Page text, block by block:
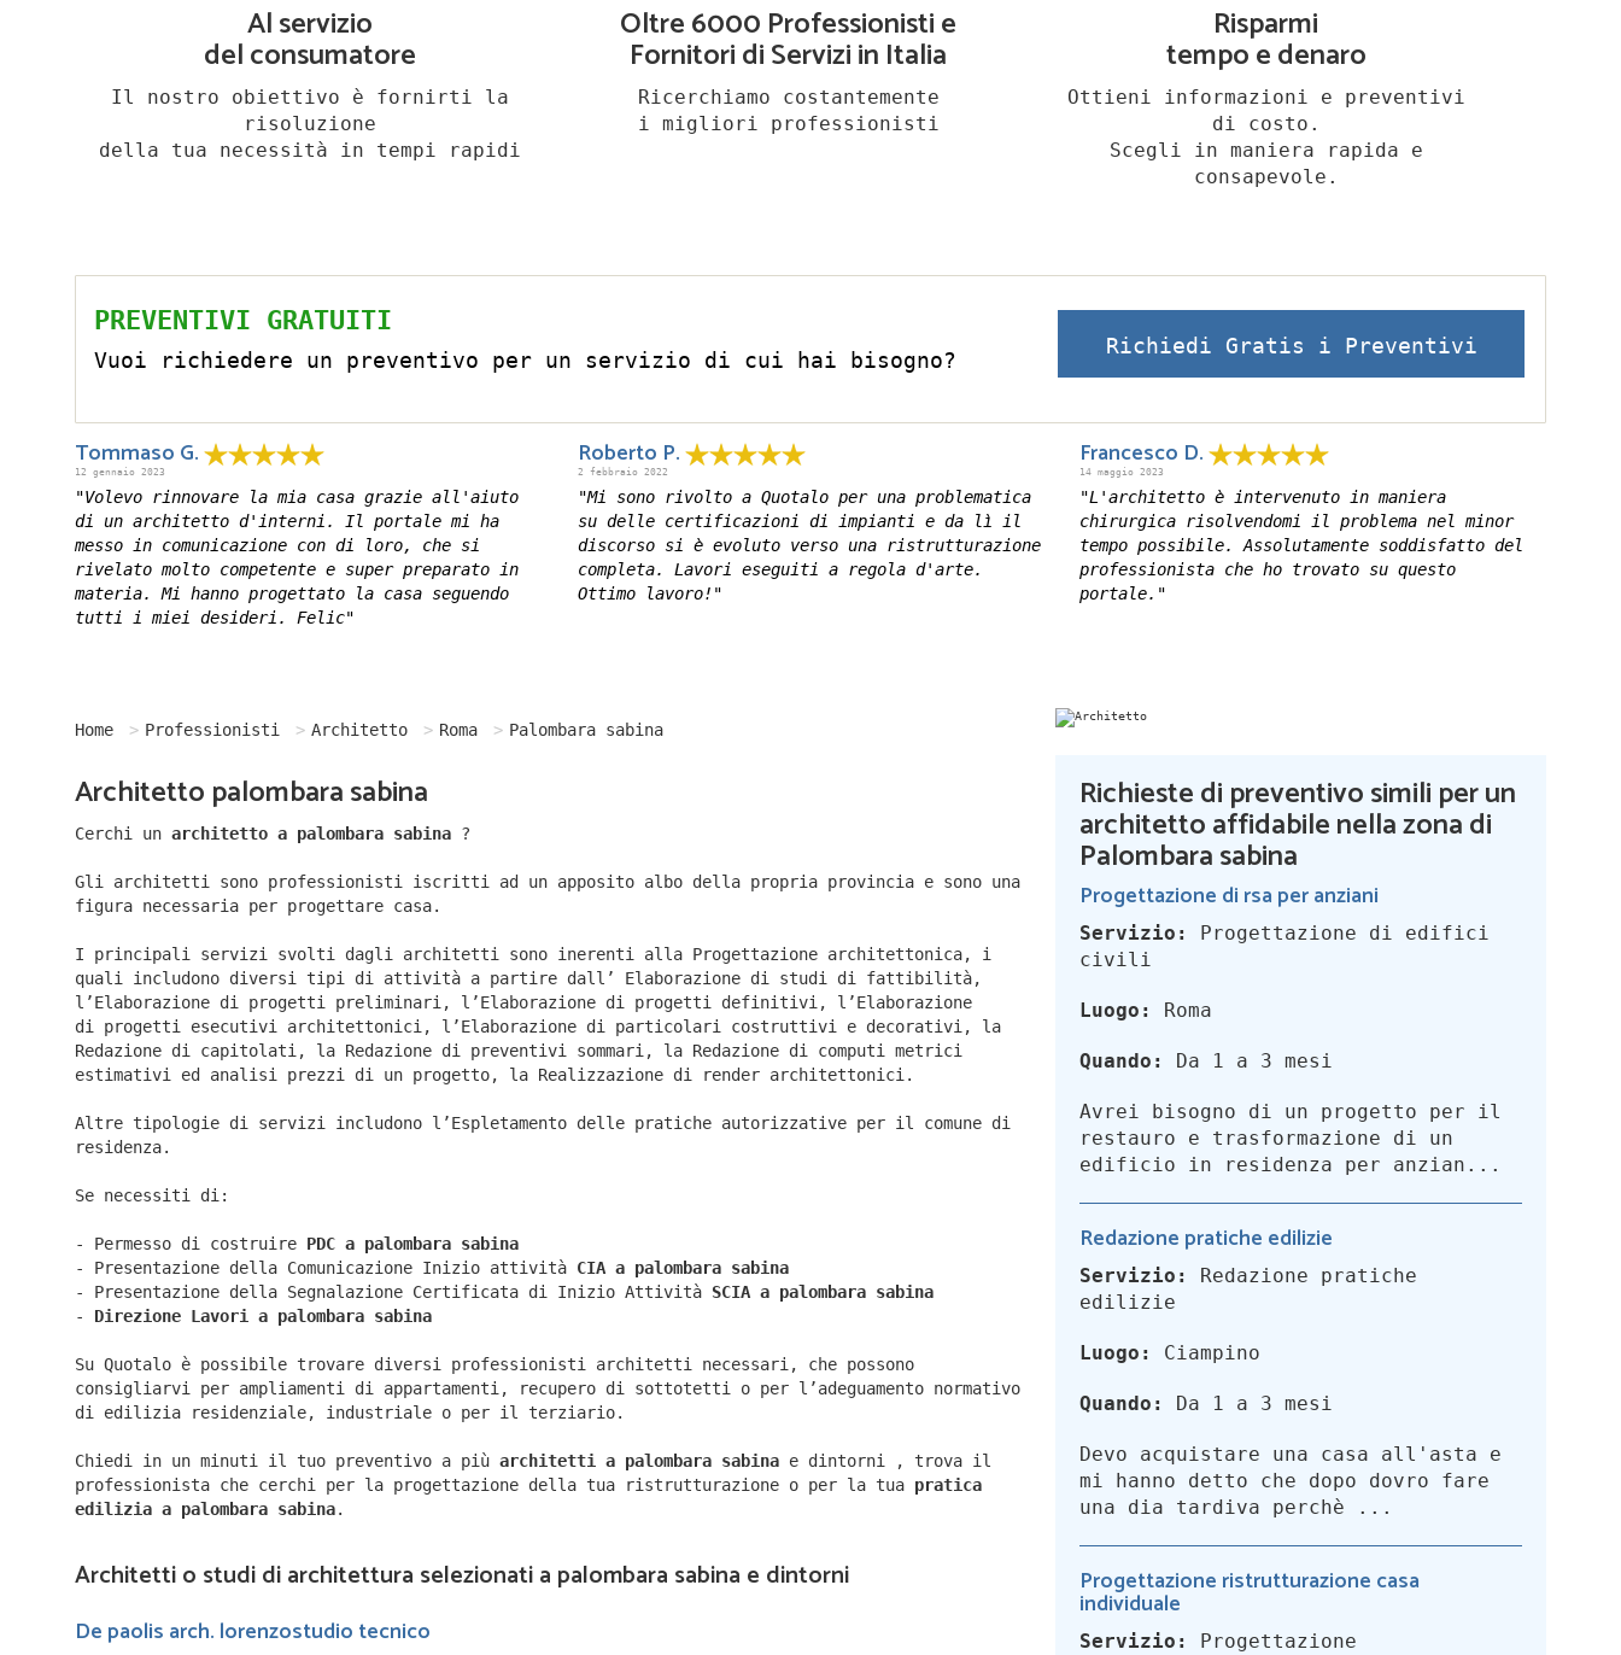
Al servizio
del consumatore
Il nostro obiettivo è fornirti la
risoluzione
della tua necessità in tempi rapidi
Oltre 6000 Professionisti e
Fornitori di Servizi in Italia
Ricerchiamo costantemente
i migliori professionisti
Risparmi
tempo e denaro
Ottieni informazioni e preventivi
di costo.
Scegli in maniera rapida e
consapevole.
PREVENTIVI GRATUITI
Vuoi richiedere un preventivo per un servizio di cui hai bisogno?
Richiedi Gratis i Preventivi
Tommaso G.
12 gennaio 2023
"Volevo rinnovare la mia casa grazie all'aiuto
di un architetto d'interni. Il portale mi ha
messo in comunicazione con di loro, che si
rivelato molto competente e super preparato in
materia. Mi hanno progettato la casa seguendo
tutti i miei desideri. Felic"
Roberto P.
2 febbraio 2022
"Mi sono rivolto a Quotalo per una problematica
su delle certificazioni di impianti e da lì il
discorso si è evoluto verso una ristrutturazione
completa. Lavori eseguiti a regola d'arte.
Ottimo lavoro!"
Francesco D.
14 maggio 2023
"L'architetto è intervenuto in maniera
chirurgica risolvendomi il problema nel minor
tempo possibile. Assolutamente soddisfatto del
professionista che ho trovato su questo
portale."
Home Professionisti Architetto Roma Palombara sabina
Architetto palombara sabina
Cerchi un architetto a palombara sabina ?
Gli architetti sono professionisti iscritti ad un apposito albo della propria provincia e sono una
figura necessaria per progettare casa.
I principali servizi svolti dagli architetti sono inerenti alla Progettazione architettonica, i
quali includono diversi tipi di attività a partire dall’ Elaborazione di studi di fattibilità,
l’Elaborazione di progetti preliminari, l’Elaborazione di progetti definitivi, l’Elaborazione
di progetti esecutivi architettonici, l’Elaborazione di particolari costruttivi e decorativi, la
Redazione di capitolati, la Redazione di preventivi sommari, la Redazione di computi metrici
estimativi ed analisi prezzi di un progetto, la Realizzazione di render architettonici.
Altre tipologie di servizi includono l’Espletamento delle pratiche autorizzative per il comune di
residenza.
Se necessiti di:
- Permesso di costruire PDC a palombara sabina
- Presentazione della Comunicazione Inizio attività CIA a palombara sabina
- Presentazione della Segnalazione Certificata di Inizio Attività SCIA a palombara sabina
- Direzione Lavori a palombara sabina
Su Quotalo è possibile trovare diversi professionisti architetti necessari, che possono
consigliarvi per ampliamenti di appartamenti, recupero di sottotetti o per l’adeguamento normativo
di edilizia residenziale, industriale o per il terziario.
Chiedi in un minuti il tuo preventivo a più architetti a palombara sabina e dintorni ,
trova il
professionista che cerchi per la progettazione della tua ristrutturazione o per la tua pratica
edilizia a palombara sabina.
Architetti o studi di architettura selezionati a palombara sabina e dintorni
De paolis arch. lorenzostudio tecnico
Richieste di preventivo simili per un
architetto affidabile nella zona di
Palombara sabina
Progettazione di rsa per anziani
Servizio:
Progettazione di edifici
civili
Luogo: Roma
Quando: Da 1 a 3 mesi
Avrei bisogno di un progetto per il
restauro e trasformazione di un
edificio in residenza per anzian...
Redazione pratiche edilizie
Servizio:
Redazione pratiche
edilizie
Luogo: Ciampino
Quando: Da 1 a 3 mesi
Devo acquistare una casa all'asta e
mi hanno detto che dopo dovro fare
una dia tardiva perchè ...
Progettazione ristrutturazione casa
individuale
Servizio:
Progettazione